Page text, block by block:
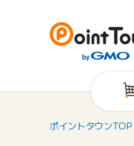
ポイントタウンTOP